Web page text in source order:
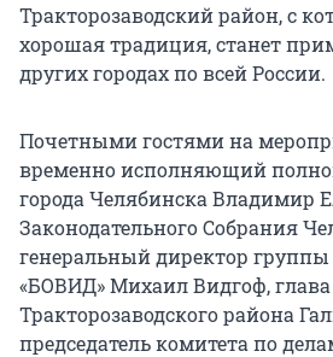
Тракторозаводский район, с
хорошая традиция, станет
других городах по всей России.
Почетными гостями на
временно исполняющий
города Челябинска Владимир
Законодательного Собрания
генеральный директор
«БОВИД» Михаил Видгоф, глава
Тракторозаводского района
председатель комитета по